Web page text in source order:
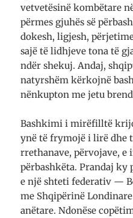
vetvetësinë kombëtare
përmes gjuhës së
dokesh, ligjesh,
sajë të lidhjeve tona të
ndër shekuj. Andaj,
natyrshëm kërkojnë
nënkupton me jetu
Bashkimi i mirëfilltë
ynë të frymojë i lirë dhe
rrethanave, përvojave, e
përbashkëta. Prandaj
e një shteti federativ —
me Shqipërinë
anëtare. Ndonëse